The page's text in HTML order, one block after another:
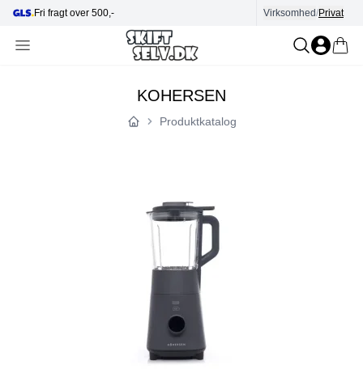
Fri fragt over 500,- Hjælp i kundecenter
Virksomhed/Privat
KOHERSEN
Forside
Produktkatalog